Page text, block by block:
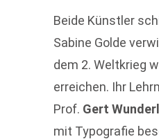
Beide Künstler
Sabine Golde
dem 2. Weltkrieg
erreichen. Ihr
Prof. Gert
mit Typografie